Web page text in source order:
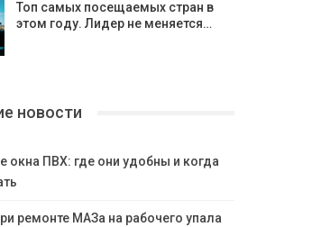
Топ самых посещаемых стран в
этом году. Лидер не меняется…
новости
окна ПВХ: где они удобны и когда
ремонте МАЗа на рабочего упала